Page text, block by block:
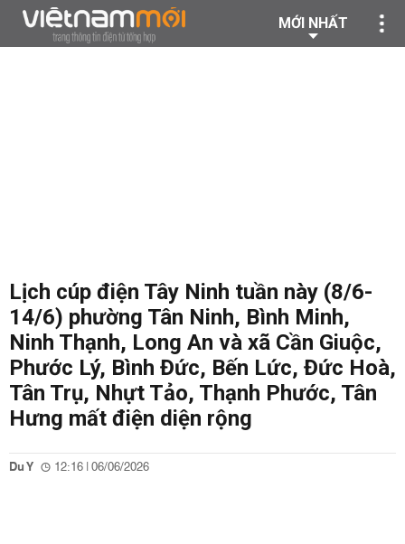
MỚI NHẤT
Lịch cúp điện Tây Ninh tuần này (8/6-
14/6) phường Tân Ninh, Bình Minh,
Ninh Thạnh, Long An và xã Cần Giuộc,
Phước Lý, Bình Đức, Bến Lức, Đức Hoà,
Tân Trụ, Nhựt Tảo, Thạnh Phước, Tân
Hưng mất điện diện rộng
Du Y 12:16 | 06/06/2026